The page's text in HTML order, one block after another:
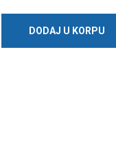
DODAJ U KORPU